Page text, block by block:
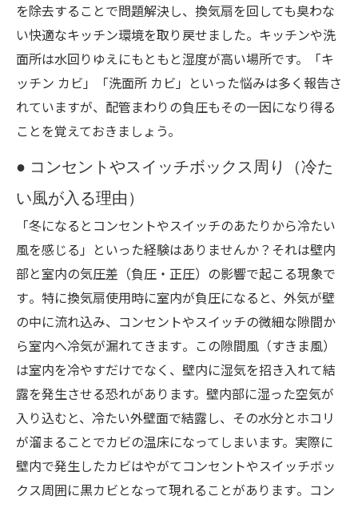
を除去することで問題解決し、換気扇を回しても臭わな
い快適なキッチン環境を取り戻せました​。キッチンや洗
面所は水回りゆえにもともと湿度が高い場所です。「キ
ッチン カビ」「洗面所 カビ」といった悩みは多く報告さ
れていますが、配管まわりの負圧もその一因になり得る
ことを覚えておきましょう。
● コンセントやスイッチボックス周り（冷た
い風が入る理由）
「冬になるとコンセントやスイッチのあたりから冷たい
風を感じる」といった経験はありませんか？それは壁内
部と室内の気圧差（負圧・正圧）の影響で起こる現象で
す​。特に換気扇使用時に室内が負圧になると、外気が壁
の中に流れ込み、コンセントやスイッチの微細な隙間か
ら室内へ冷気が漏れてきます​。この隙間風（すきま風）
は室内を冷やすだけでなく、壁内に湿気を招き入れて結
露を発生させる恐れがあります。壁内部に湿った空気が
入り込むと、冷たい外壁面で結露し、その水分とホコリ
が溜まることでカビの温床になってしまいます。実際に
壁内で発生したカビはやがてコンセントやスイッチボッ
クス周囲に黒カビとなって現れることがあります​。コン